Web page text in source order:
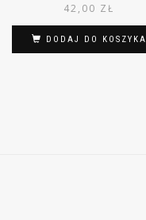
42,00 ZŁ
DODAJ DO KOSZYKA